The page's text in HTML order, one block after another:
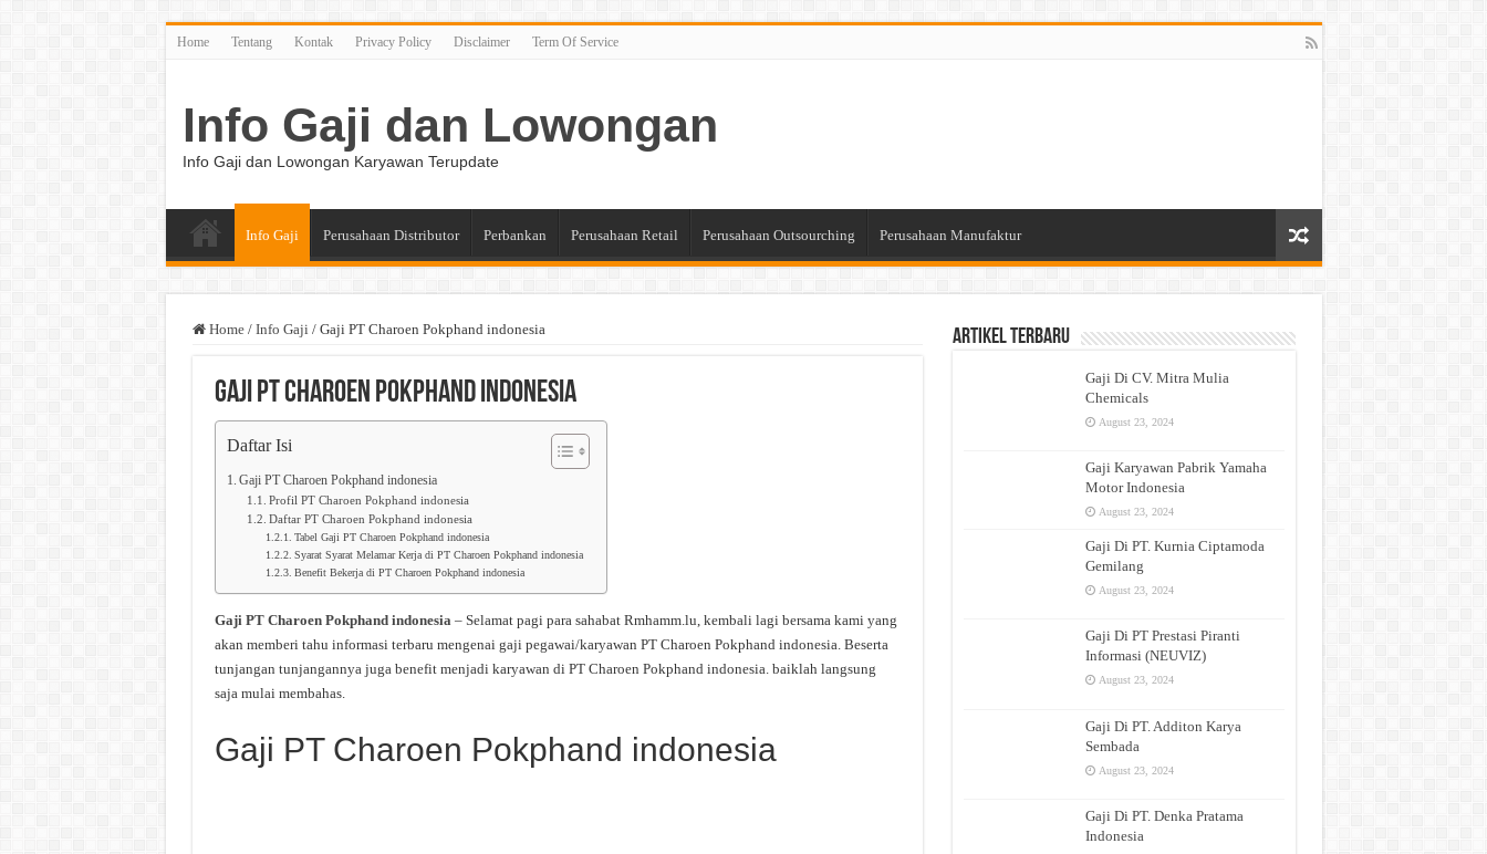
Home Tentang Kontak Privacy Policy Disclaimer Term Of Service
Info Gaji dan Lowongan
Info Gaji dan Lowongan Karyawan Terupdate
Info Gaji Perusahaan Distributor Perbankan Perusahaan Retail Perusahaan Outsourching Perusahaan Manufaktur
Home / Info Gaji / Gaji PT Charoen Pokphand indonesia
Gaji PT Charoen Pokphand indonesia
Daftar Isi
Gaji PT Charoen Pokphand indonesia
Profil PT Charoen Pokphand indonesia
Daftar PT Charoen Pokphand indonesia
Tabel Gaji PT Charoen Pokphand indonesia
Syarat Syarat Melamar Kerja di PT Charoen Pokphand indonesia
Benefit Bekerja di PT Charoen Pokphand indonesia
Gaji PT Charoen Pokphand indonesia– Selamat pagi para sahabat Rmhamm.lu, kembali lagi bersama kami yang
akan memberi tahu informasi terbaru mengenai gaji pegawai/karyawan PT Charoen Pokphand indonesia. Beserta
tunjangan tunjangannya juga benefit menjadi karyawan di PT Charoen Pokphand indonesia. baiklah langsung
saja mulai membahas.
Gaji PT Charoen Pokphand indonesia
Artikel Terbaru
Gaji Di CV. Mitra Mulia
Chemicals
August 23, 2024
Gaji Karyawan Pabrik Yamaha
Motor Indonesia
August 23, 2024
Gaji Di PT. Kurnia Ciptamoda
Gemilang
August 23, 2024
Gaji Di PT Prestasi Piranti
Informasi (NEUVIZ)
August 23, 2024
Gaji Di PT. Additon Karya
Sembada
August 23, 2024
Gaji Di PT. Denka Pratama
Indonesia